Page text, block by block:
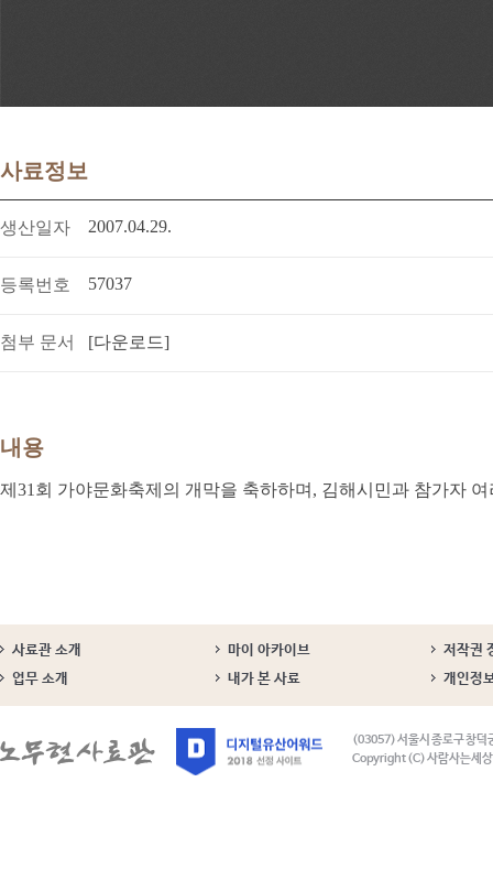
사료정보
생산일자 2007.04.29.
등록번호 57037
첨부 문서 [다운로드]
내용
제31회 가야문화축제의 개막을 축하하며, 김해시민과 참가자
사료관 소개 마이 아카이브
저작권
업무 소개
내가 본 사료 개인정
(03057) 서울시 종로구 창덕
Copyright (C) 사람사는세